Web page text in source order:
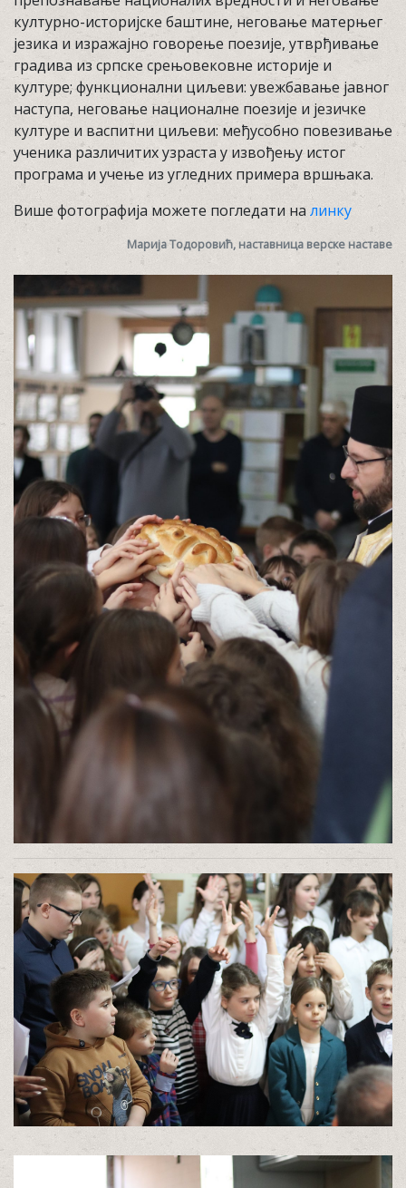
културно-историјске баштине, неговање матерњег
језика и изражајно говорење поезије, утврђивање
градива из српске срењовековне историје и
културе; функционални циљеви: увежбавање јавног
наступа, неговање националне поезије и језичке
културе и васпитни циљеви: међусобно повезивање
ученика различитих узраста у извођењу истог
програма и учење из угледних примера вршњака.
Више фотографија можете погледати налинку
Марија Тодоровић, наставница верске наставе